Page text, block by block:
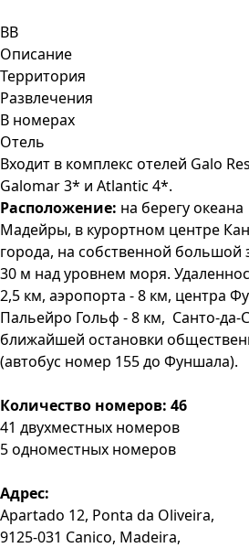
BB
Описание
Территория
Развлечения
В номерах
Отель
Входит в комплекс отелей Galo
Galomar 3* и Atlantic 4*.
Расположение: на берегу
Мадейры, в курортном центре
города, на собственной большой
30 м над уровнем моря.
2,5 км, аэропорта - 8 км, центра
Пальейро Гольф - 8 км, Санто-да-
ближайшей остановки
(автобус номер 155 до Фуншала).
Количество номеров: 46
41 двухместных номеров
5 одноместных номеров
Адрес:
Apartado 12, Ponta da Oliveira,
9125-031 Canico, Madeira,